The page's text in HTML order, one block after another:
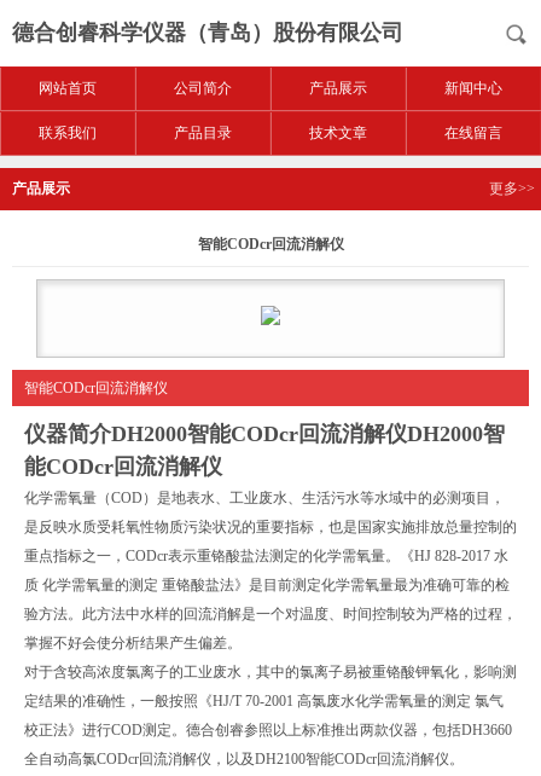
德合创睿科学仪器（青岛）股份有限公司
网站首页 公司简介 产品展示 新闻中心
联系我们 产品目录 技术文章 在线留言
产品展示 更多>>
智能CODcr回流消解仪
智能CODcr回流消解仪
仪器简介DH2000智能CODcr回流消解仪DH2000智
能CODcr回流消解仪
化学需氧量（COD）是地表水、工业废水、生活污水等水域中的必测项目，
是反映水质受耗氧性物质污染状况的重要指标，也是国家实施排放总量控制的
重点指标之一， CODcr表示重铬酸盐法测定的化学需氧量。《HJ 828-2017 水
质 化学需氧量的测定 重铬酸盐法》是目前测定化学需氧量最为准确可靠的检
验方法。此方法中水样的回流消解是一个对温度、时间控制较为严格的过程，
掌握不好会使分析结果产生偏差。
对于含较高浓度氯离子的工业废水，其中的氯离子易被重铬酸钾氧化，影响测
定结果的准确性，一般按照《HJ/T 70-2001 高氯废水化学需氧量的测定 氯气
校正法》进行COD测定。 德合创睿参照以上标准推出两款仪器，包括DH3660
全自动高氯CODcr回流消解仪，以及DH2100智能CODcr回流消解仪。